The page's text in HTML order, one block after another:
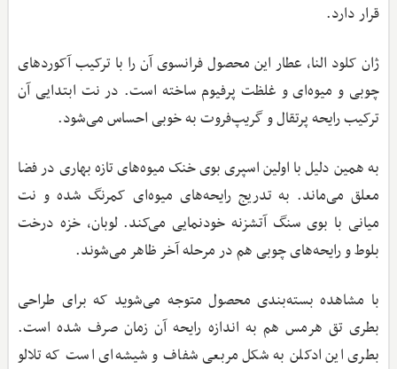
قرار دارد.
ژان کلود النا، عطار این محصول فرانسوی آن را با ترکیب آکوردهای
چوبی و میوه‌ای و غلظت پرفیوم ساخته است. در نت ابتدایی آن
ترکیب رایحه پرتقال و گریپ‌فروت به خوبی احساس می‌شود.
به همین دلیل با اولین اسپری بوی خنک میوه‌های تازه بهاری در فضا
معلق می‌ماند. به تدریج رایحه‌های میوه‌ای کمرنگ شده و نت
میانی با بوی سنگ آتشزنه خودنمایی می‌کند. لوبان، خزه درخت
بلوط و رایحه‌های چوبی هم در مرحله آخر ظاهر می‌شوند.
با مشاهده بسته‌بندی محصول متوجه می‌شوید که برای طراحی
بطری تق هرمس هم به اندازه رایحه آن زمان صرف شده است.
بطری این ادکلن به شکل مربعی شفاف و شیشه‌ای است که تلالو